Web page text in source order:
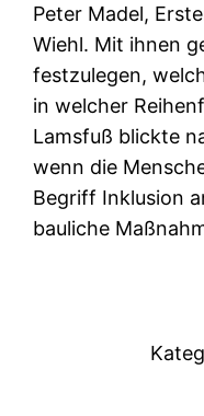
Peter Madel,
Wiehl. Mit ihnen
festzulegen,
in welcher
Lamsfuß blickte
wenn die
Begriff Inklusion
bauliche